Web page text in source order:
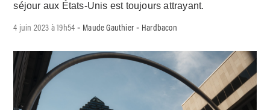
séjour aux États-Unis est toujours attrayant.
4 juin 2023 à 19h54 - Maude Gauthier - Hardbacon